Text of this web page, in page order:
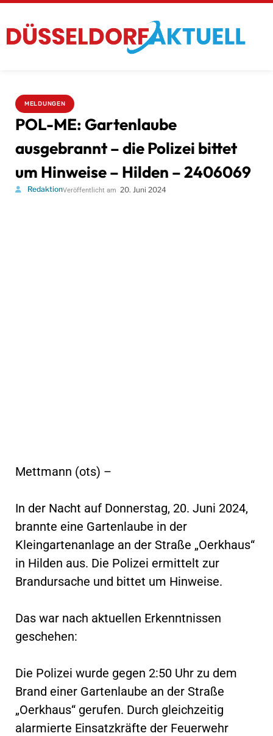
MELDUNGEN
POL-ME: Gartenlaube
ausgebrannt – die Polizei bittet
um Hinweise – Hilden – 2406069
RedaktionVeröffentlicht am 20. Juni 2024
Mettmann (ots) –
In der Nacht auf Donnerstag, 20. Juni 2024,
brannte eine Gartenlaube in der
Kleingartenanlage an der Straße „Oerkhaus“
in Hilden aus. Die Polizei ermittelt zur
Brandursache und bittet um Hinweise.
Das war nach aktuellen Erkenntnissen
geschehen:
Die Polizei wurde gegen 2:50 Uhr zu dem
Brand einer Gartenlaube an der Straße
„Oerkhaus“ gerufen. Durch gleichzeitig
alarmierte Einsatzkräfte der Feuerwehr